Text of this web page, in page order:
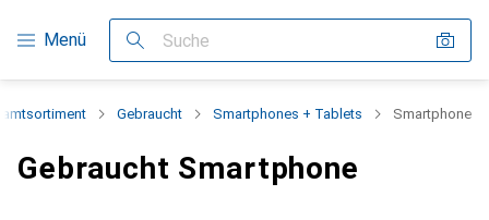
Navigation nach Kategorien
Menü Suche
Gebraucht Smartphones + Tablets Smartphone
Gebraucht Smartphone